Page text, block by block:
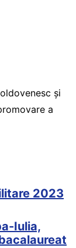
și
a
2023
Iulia,